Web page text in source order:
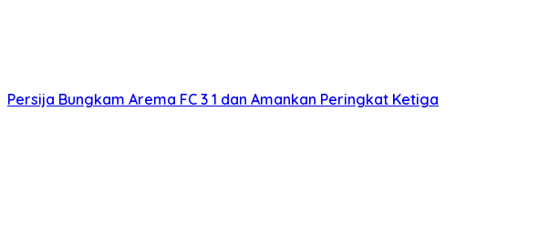
Persija Bungkam Arema FC 3 1 dan Amankan Peringkat Ketiga